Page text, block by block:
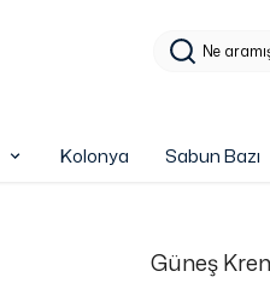
Kolonya Sabun Bazı
Güneş